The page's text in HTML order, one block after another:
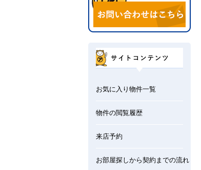
お気に入り物件一覧
物件の閲覧履歴
来店予約
お部屋探しから契約までの流れ